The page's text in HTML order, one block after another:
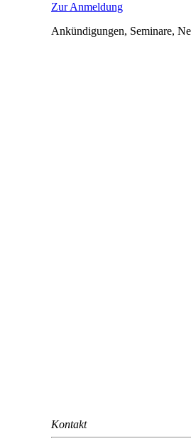
Zur Anmeldung
Ankündigungen, Seminare,
Kontakt